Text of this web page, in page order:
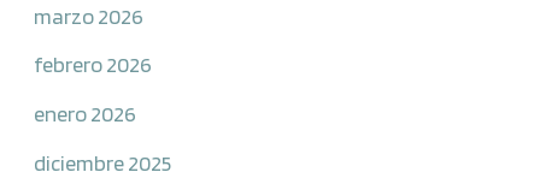
marzo 2026
febrero 2026
enero 2026
diciembre 2025